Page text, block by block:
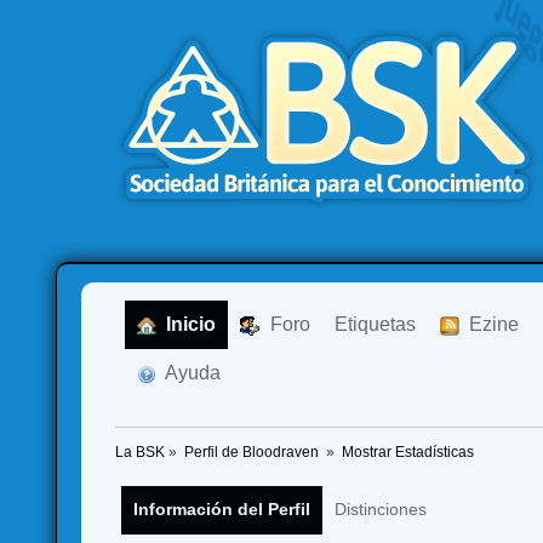
Inicio Foro Etiquetas Ezine
Ayuda
La BSK » Perfil de Bloodraven » Mostrar Estadísticas
Información del Perfil Distinciones